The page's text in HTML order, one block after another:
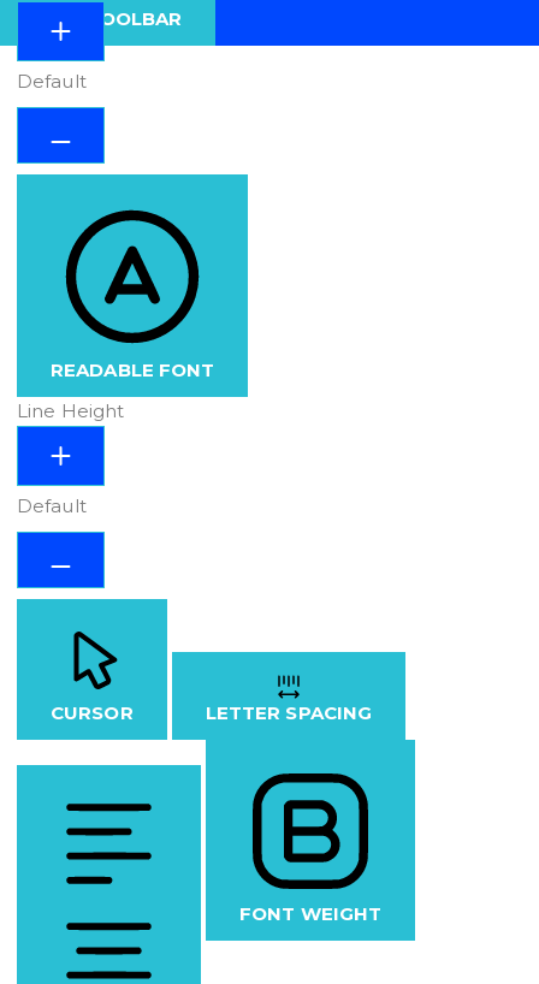
HIDE TOOLBAR
Default
READABLE FONT
Line Height
Default
CURSOR LETTER SPACING
FONT WEIGHT